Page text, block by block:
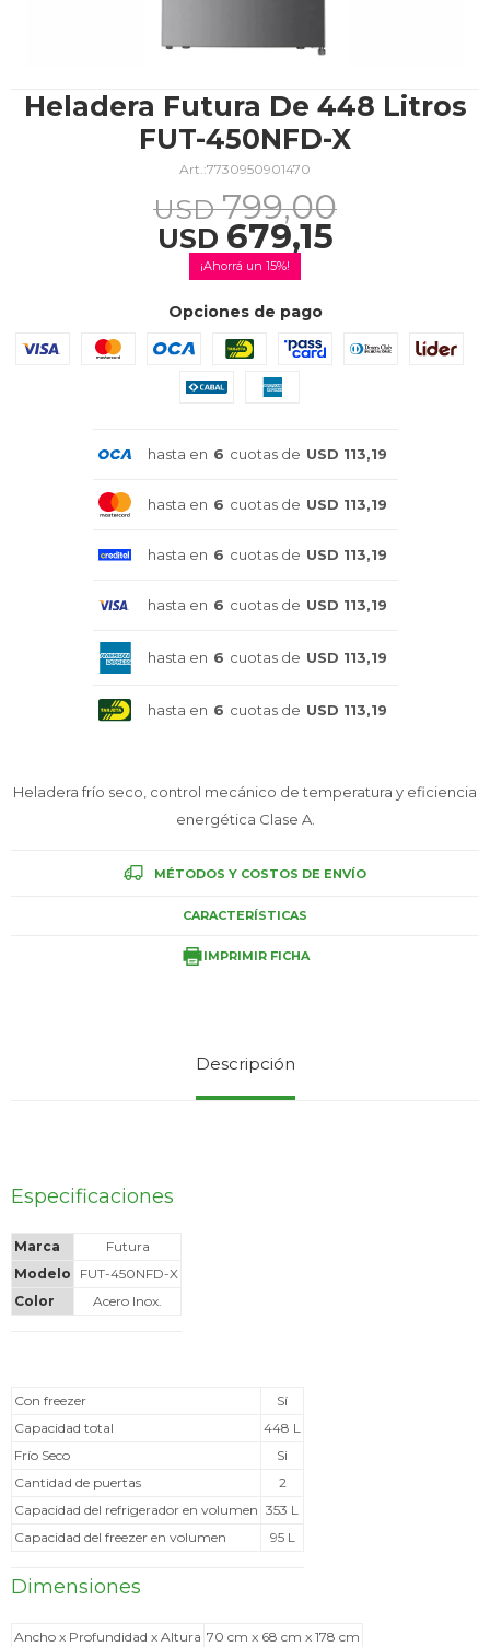
Heladera Futura De 448 Litros
FUT-450NFD-X
7730950901470
USD 679,15
USD 799,00
15
Opciones de pago
hasta en 6 cuotas de USD 113,19
hasta en 6 cuotas de USD 113,19
hasta en 6 cuotas de USD 113,19
hasta en 6 cuotas de USD 113,19
hasta en 6 cuotas de USD 113,19
hasta en 6 cuotas de USD 113,19
Heladera frío seco, control mecánico de temperatura y eficiencia
energética Clase A.
MÉTODOS Y COSTOS DE ENVÍO
CARACTERÍSTICAS
IMPRIMIR FICHA
Descripción
Especificaciones
Marca
Futura
Modelo
FUT-450NFD-X
Color
Acero Inox.
Con freezer
Sí
Capacidad total
448 L
Frío Seco
Si
Cantidad de puertas
2
Capacidad del refrigerador en volumen 353 L
Capacidad del freezer en volumen
95 L
Dimensiones
Ancho x Profundidad x Altura 70 cm x 68 cm x 178 cm
Cuidado personal
Celulares
Atención Personalizada